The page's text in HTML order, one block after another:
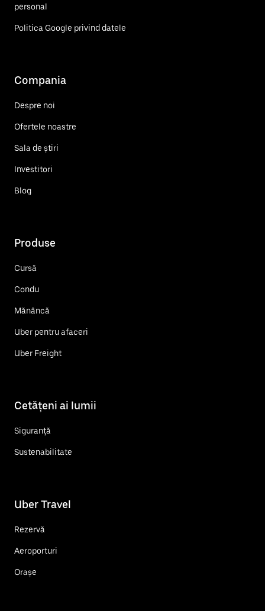
personal
Politica Google privind datele
Compania
Despre noi
Ofertele noastre
Sala de știri
Investitori
Blog
Produse
Cursă
Condu
Mănâncă
Uber pentru afaceri
Uber Freight
Cetățeni ai lumii
Siguranță
Sustenabilitate
Uber Travel
Rezervă
Aeroporturi
Orașe